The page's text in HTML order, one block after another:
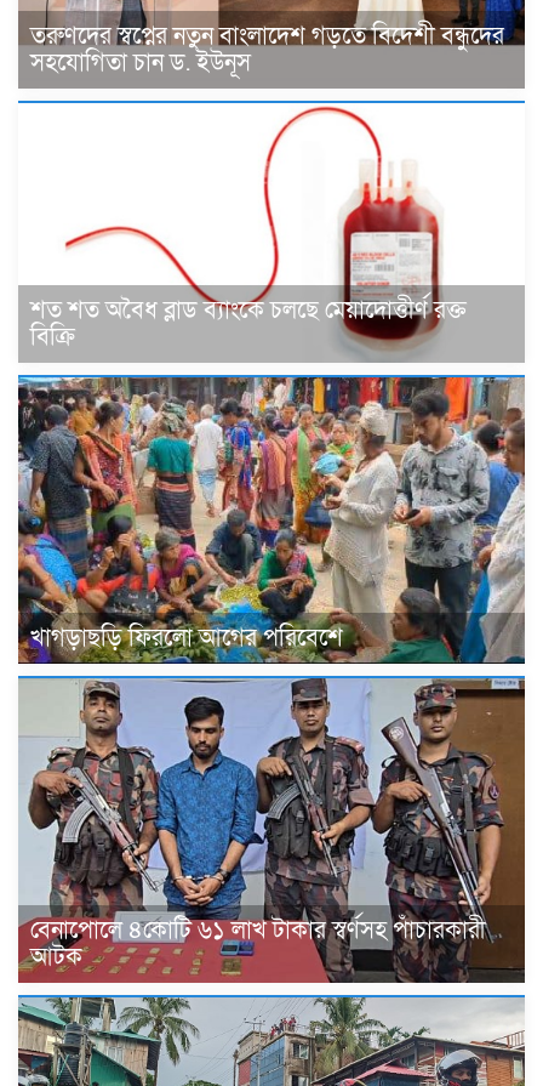
তরুণদের স্বপ্নের নতুন বাংলাদেশ গড়তে বিদেশী বন্ধুদের
সহযোগিতা চান ড. ইউনূস
শত শত অবৈধ ব্লাড ব্যাংকে চলছে মেয়াদোত্তীর্ণ রক্ত
বিক্রি
খাগড়াছড়ি ফিরলো আগের পরিবেশে
বেনাপোলে ৪কোটি ৬১ লাখ টাকার স্বর্ণসহ পাঁচারকারী
আটক